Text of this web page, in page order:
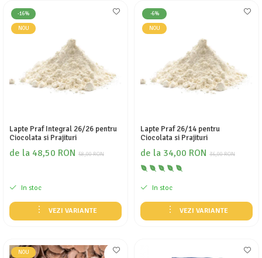
-16%
NOU
Lapte Praf Integral 26/26 pentru
Ciocolata si Prajituri
58,00 RON
de la 48,50 RON
In stoc
VEZI VARIANTE
-6%
NOU
Lapte Praf 26/14 pentru
Ciocolata si Prajituri
36,00 RON
de la 34,00 RON
In stoc
VEZI VARIANTE
NOU